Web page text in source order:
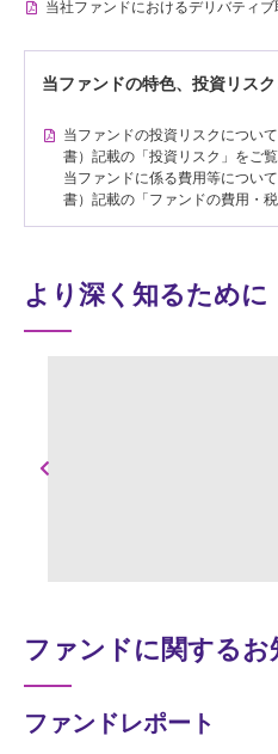
当社ファンドにおけるデリバティ
当ファンドの特色、投資リス
当ファンドの投資リスクについ
書）記載の「投資リスク」をご覧
当ファンドに係る費用等につい
書）記載の「ファンドの費用・
より深く知るために
Previous
ファンドに関するお
ファンドレポート